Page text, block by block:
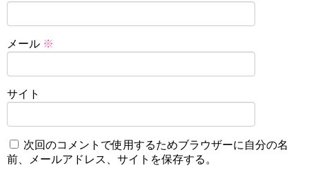
メール ※
サイト
次回のコメントで使用するためブラウザーに自分の名
前、メールアドレス、サイトを保存する。